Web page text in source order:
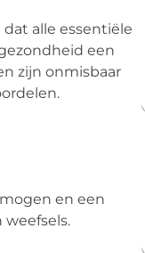
alle essentiële
een
zijn onmisbaar
en een